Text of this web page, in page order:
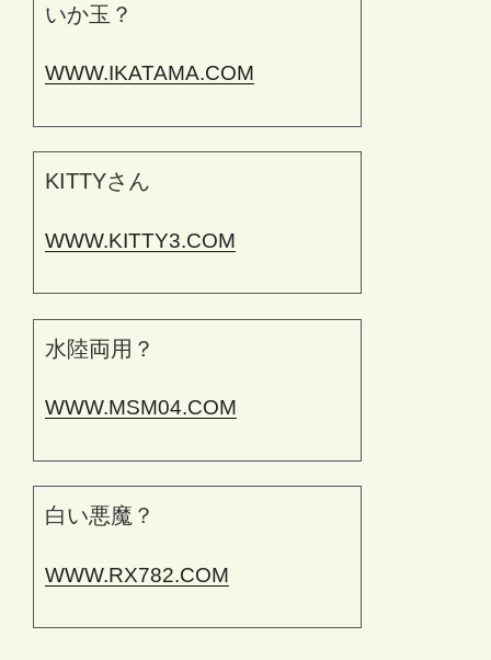
いか玉？
WWW.IKATAMA.COM
KITTYさん
WWW.KITTY3.COM
水陸両用？
WWW.MSM04.COM
白い悪魔？
WWW.RX782.COM